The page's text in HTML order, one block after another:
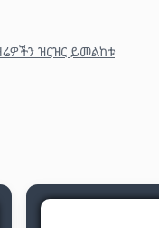
ዝርዝር ይመልከቱ